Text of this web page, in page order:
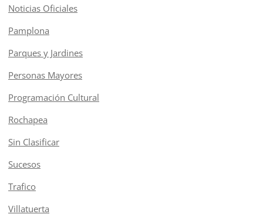
Noticias Oficiales
Pamplona
Parques y Jardines
Personas Mayores
Programación Cultural
Rochapea
Sin Clasificar
Sucesos
Trafico
Villatuerta